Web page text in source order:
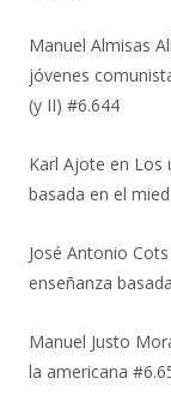
Manuel Almisas
jóvenes
(y II) #6.644
Karl Ajote en Los
basada en el
José Antonio
enseñanza
Manuel Justo
la americana